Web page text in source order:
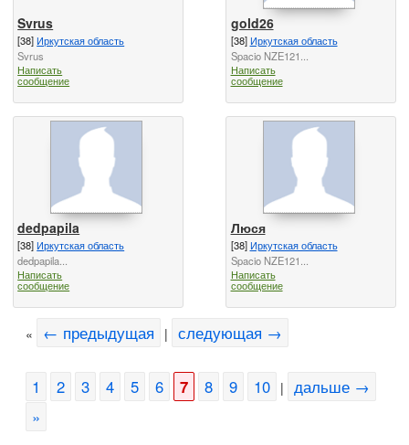
Svrus
[38]Иркутская область
Svrus
Написать
сообщение
gold26
[38]Иркутская область
Spacio NZE121...
Написать
сообщение
dedpapila
[38]Иркутская область
dedpapila...
Написать
сообщение
Люся
[38]Иркутская область
Spacio NZE121...
Написать
сообщение
« ← предыдущая | следующая →
1 2 3 4 5 6 7 8 9 10 | дальше →
»